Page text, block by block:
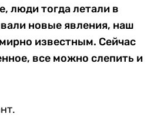
люди тогда летали в
новые явления, наш
известным. Сейчас
все можно слепить и